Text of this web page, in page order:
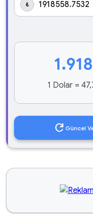
₺
1 Dolar =
refresh Güncel